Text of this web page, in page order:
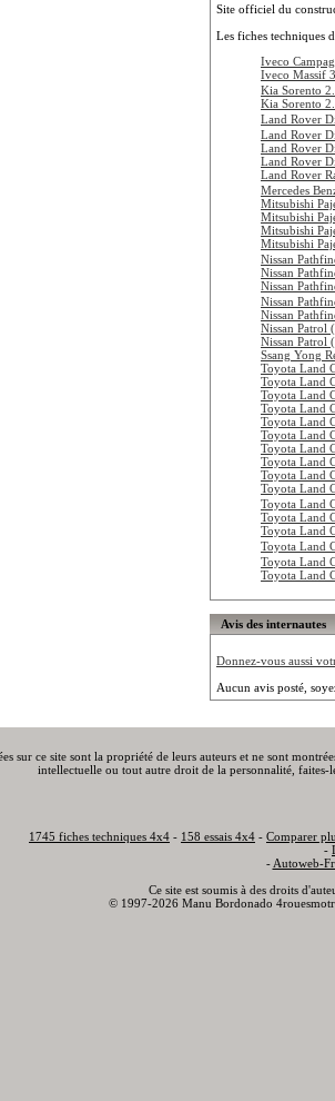
Site officiel du
Les fiches techniques
Iveco
Iveco Massif
Kia Sorento
Kia Sorento
Land Rover
Land Rover
Land Rover
Land Rover
Land Rover
Mercedes
Mitsubishi
Mitsubishi
Mitsubishi
Mitsubishi
Nissan
Nissan
Nissan
Nissan
Nissan
Nissan Patrol
Nissan Patrol
Ssang Yong
Toyota Land
Toyota Land
Toyota Land
Toyota Land
Toyota Land
Toyota Land
Toyota Land
Toyota Land
Toyota Land
Toyota Land
Toyota Land
Toyota Land
Toyota Land
Toyota Land
Toyota Land
Toyota Land
Avis des internautes
Donnez-vous aussi
Aucun avis posté,
sur ce site sont la propriété de leurs auteurs et ne sont
intellectuelle ou tout autre droit de la personnalité,
1745 fiches techniques 4x4 - 158 essais 4x4 - Comparer
-
- Autoweb-
Ce site est soumis à des droits
© 1997-2026 Manu Bordonado